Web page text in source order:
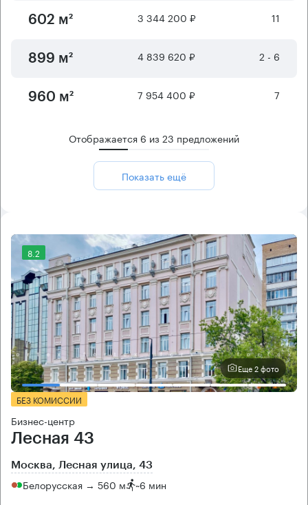
602 м² 3 344 200 ₽ 11
899 м² 4 839 620 ₽ 2 - 6
960 м² 7 954 400 ₽ 7
Отображается 6 из23 предложений
Показать ещё
8.2
Еще 2 фото
БЕЗ КОМИССИИ
Бизнес-центр
Лесная 43
Москва, Лесная улица, 43
Белорусская → 560 м ~6 мин